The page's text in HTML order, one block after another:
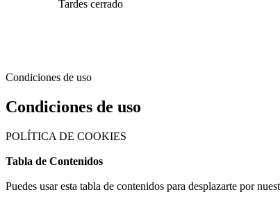
Tardes cerrado
Condiciones de uso
Condiciones de uso
POLÍTICA DE COOKIES
Tabla de Contenidos
Puedes usar esta tabla de contenidos para desplazarte por